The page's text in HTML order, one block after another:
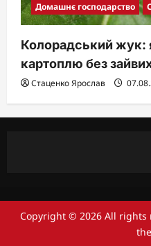
Домашнє господарство
Колорадський жук:
картоплю без
Стаценко Ярослав
Copyright © 2026 All rights